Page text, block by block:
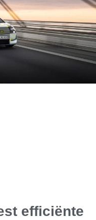
efficiënte